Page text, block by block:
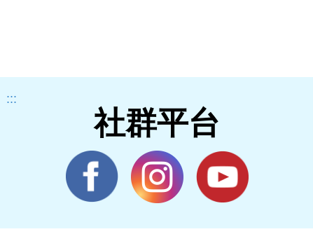
:::
社群平台